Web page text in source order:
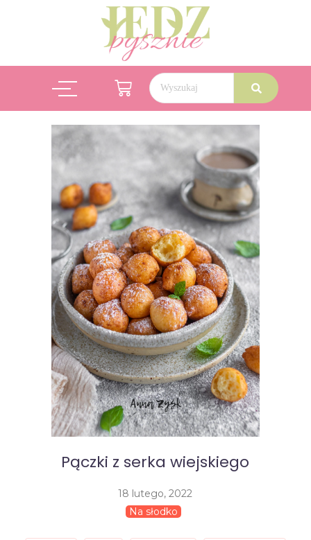
Pączki z serka wiejskiego
18 lutego, 2022
Na słodko